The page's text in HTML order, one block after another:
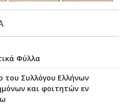
Φύλλα
του Συλλόγου Ελλήνων
και φοιτητών εν